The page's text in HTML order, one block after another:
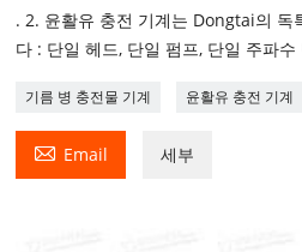
. 2. 윤활유 충전 기계는 Dongtai의 독
다 : 단일 헤드, 단일 펌프, 단일 주파수
기름 병 충전물 기계 윤활유 충전 기계
 Email 세부